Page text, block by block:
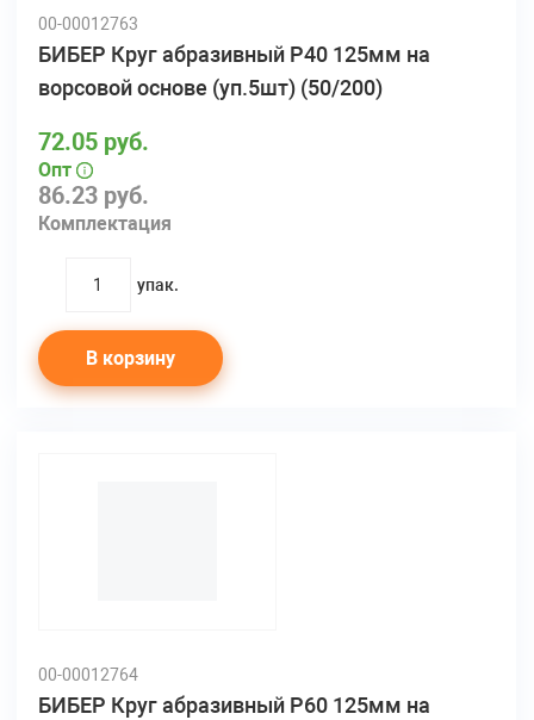
00-00012763
БИБЕР Круг абразивный Р40 125мм на
ворсовой основе (уп.5шт) (50/200)
86.23 руб.
Комплектация
72.05 руб.
Опт
quantity
упак.
В корзину
00-00012764
БИБЕР Круг абразивный Р60 125мм на